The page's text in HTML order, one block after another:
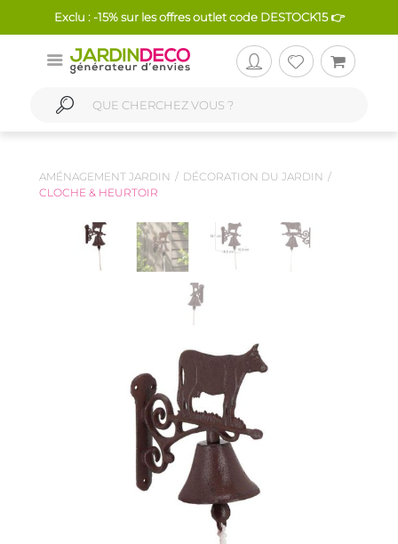
Exclu : -15% sur les offres outlet code DESTOCK15 👉
AMÉNAGEMENT JARDIN
DÉCORATION DU JARDIN
CLOCHE & HEURTOIR